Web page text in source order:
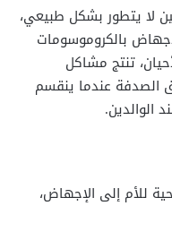
لا يتطور بشكل طبيعي،
الإجهاض بالكروموسومات
تنتج مشاكل
الصدفة عندما ينقسم
الوالدين.
للأم إلى الإجهاض،